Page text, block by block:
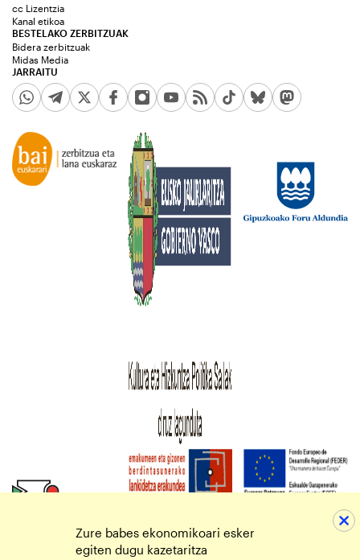
JARRAITU
cc Lizentzia
Kanal etikoa
BESTELAKO ZERBITZUAK
Bidera zerbitzuak
Midas Media
Zure babes ekonomikoari esker
egiten dugu kazetaritza